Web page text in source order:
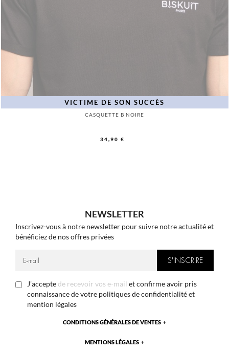
VICTIME DE SON SUCCÈS
CASQUETTE B NOIRE
34,90 €
CONDITIONS GÉNÉRALES DE VENTES
MENTIONS LÉGALES
NEWSLETTER
Inscrivez-vous à notre newsletter pour suivre notre actualité et
bénéficiez de nos offres privées
J'acceptede recevoir vos e-mail et confirme avoir pris
connaissance de votre politiques de confidentialité et
mention légales